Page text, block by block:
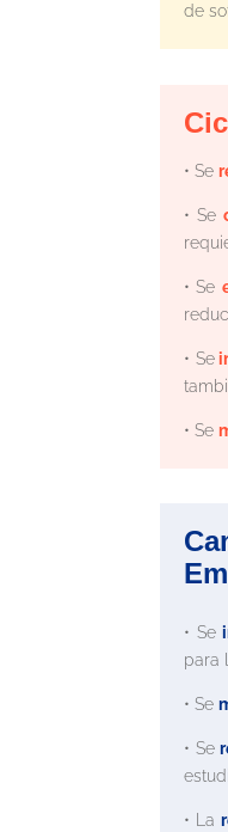
de
• Se
• Se
• Se
• Se
• Se
• Se
para
• Se
• Se
• La